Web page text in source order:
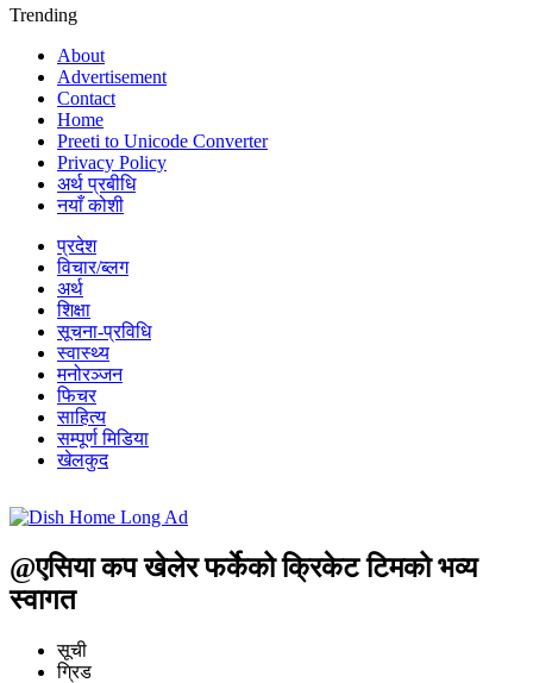
Trending
About
Advertisement
Contact
Home
Preeti to Unicode Converter
Privacy Policy
अर्थ प्रबीधि
नयाँ कोशी
प्रदेश
विचार/ब्लग
अर्थ
शिक्षा
सूचना-प्रविधि
स्वास्थ्य
मनोरञ्जन
फिचर
साहित्य
सम्पूर्ण मिडिया
खेलकुद
@एसिया कप खेलेर फर्केको क्रिकेट टिमको भव्य
स्वागत
सूची
ग्रिड